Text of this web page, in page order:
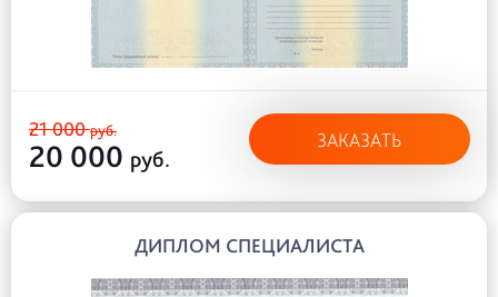
21 000руб.
20 000 руб.
ЗАКАЗАТЬ
ДИПЛОМ СПЕЦИАЛИСТА